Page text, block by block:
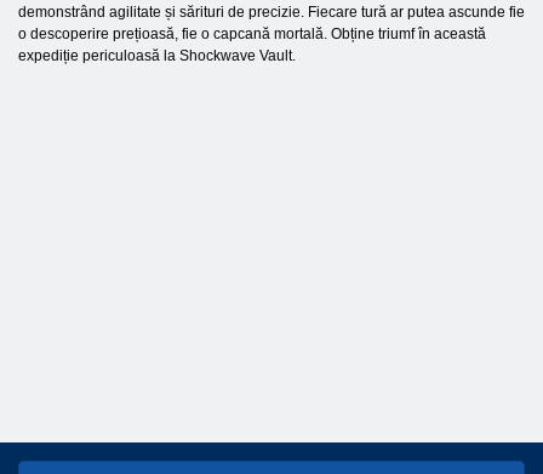
demonstrând agilitate și sărituri de precizie. Fiecare tură ar putea ascunde fie
o descoperire prețioasă, fie o capcană mortală. Obține triumf în această
expediție periculoasă la Shockwave Vault.